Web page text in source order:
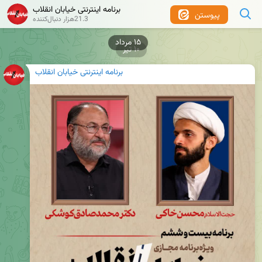
پیوستن برنامه اینترنتی خیابان انقلاب
21.3هزار دنبال‌کننده
برنامه اینترنتی خیابان انقلاب
۱۰ تیر